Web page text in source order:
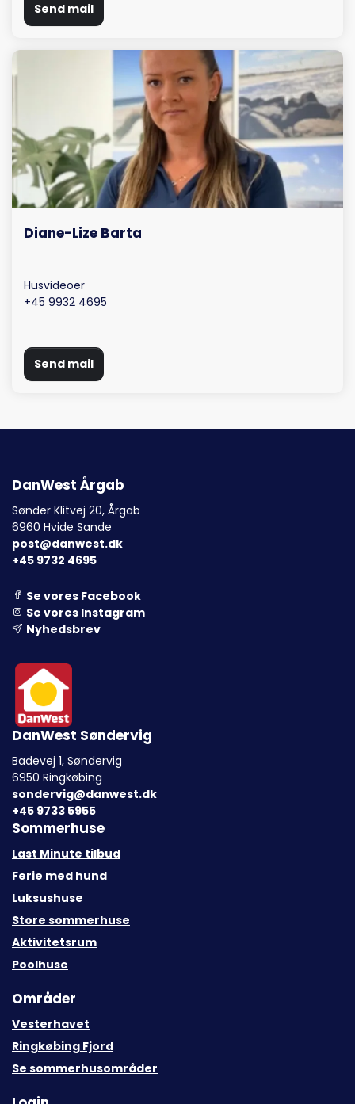
Send mail
Diane-Lize Barta
Husvideoer
+45 9932 4695
Send mail
DanWest Årgab
Sønder Klitvej 20, Årgab
6960 Hvide Sande
post@danwest.dk
+45 9732 4695
Se vores Facebook
Se vores Instagram
Nyhedsbrev
DanWest Søndervig
Badevej 1, Søndervig
6950 Ringkøbing
sondervig@danwest.dk
+45 9733 5955
Sommerhuse
Last Minute tilbud
Ferie med hund
Luksushuse
Store sommerhuse
Aktivitetsrum
Poolhuse
Områder
Vesterhavet
Ringkøbing Fjord
Se sommerhusområder